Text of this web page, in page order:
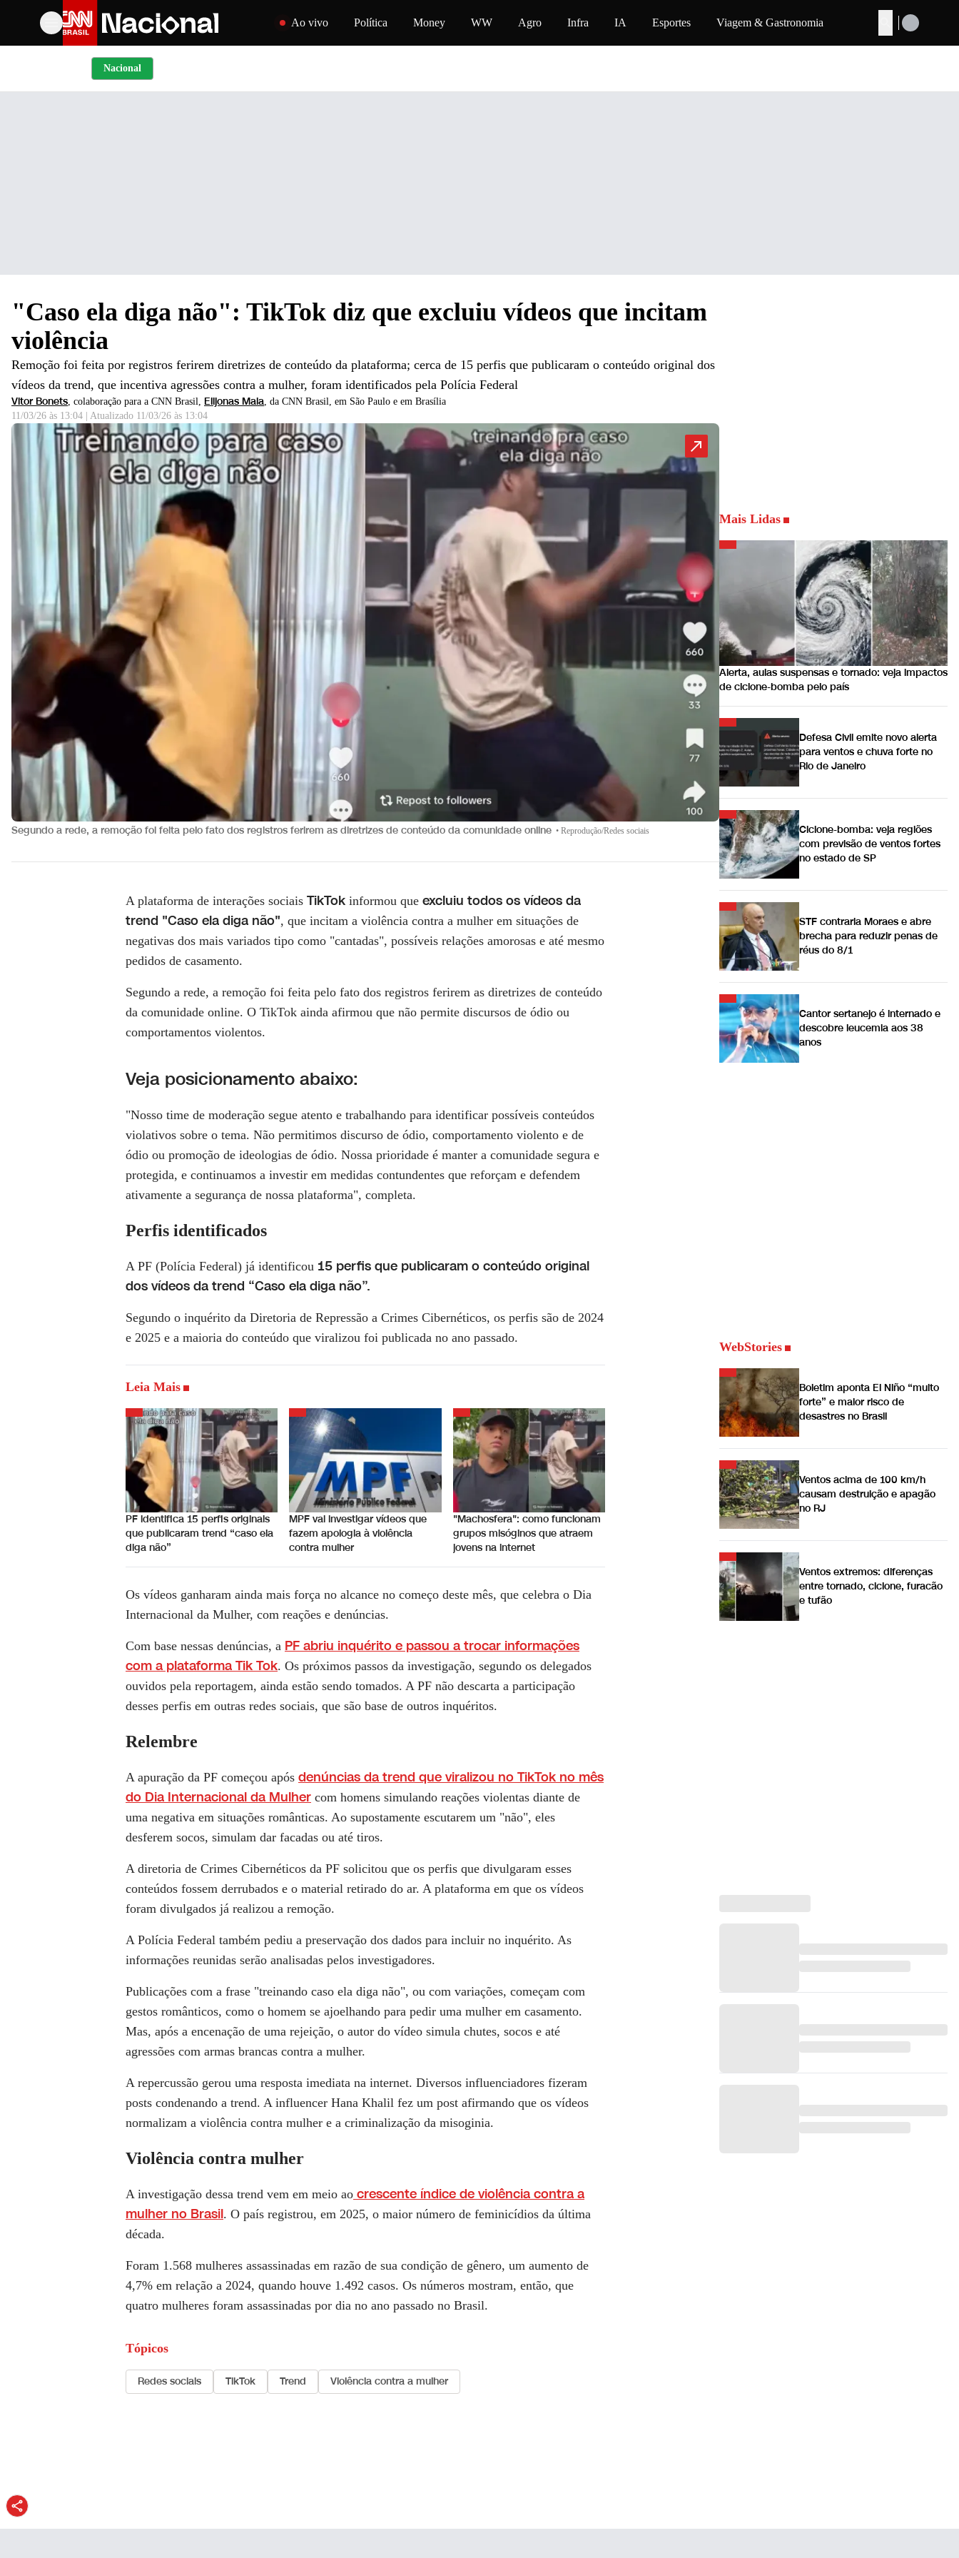
Buscar
Pular para o conteúdo
Ao vivo Política Money WW Agro Infra IA Esportes Viagem & Gastronomia
Nacional
"Caso ela diga não": TikTok diz que excluiu vídeos que incitam
violência
Remoção foi feita por registros ferirem diretrizes de conteúdo da plataforma; cerca de 15 perfis que publicaram o conteúdo original dos
vídeos da trend, que incentiva agressões contra a mulher, foram identificados pela Polícia Federal
Vitor Bonets, colaboração para a CNN Brasil, Elijonas Maia, da CNN Brasil, em São Paulo e em Brasília
11/03/26 às 13:04
Atualizado 11/03/26 às 13:04
Segundo a rede, a remoção foi feita pelo fato dos registros ferirem as diretrizes de conteúdo da comunidade online • Reprodução/Redes sociais
A plataforma de interações sociais TikTok informou que excluiu todos os vídeos da
trend "Caso ela diga não", que incitam a violência contra a mulher em situações de
negativas dos mais variados tipo como "cantadas", possíveis relações amorosas e até mesmo
pedidos de casamento.
Segundo a rede, a remoção foi feita pelo fato dos registros ferirem as diretrizes de conteúdo
da comunidade online. O TikTok ainda afirmou que não permite discursos de ódio ou
comportamentos violentos.
Veja posicionamento abaixo:
"Nosso time de moderação segue atento e trabalhando para identificar possíveis conteúdos
violativos sobre o tema. Não permitimos discurso de ódio, comportamento violento e de
ódio ou promoção de ideologias de ódio. Nossa prioridade é manter a comunidade segura e
protegida, e continuamos a investir em medidas contundentes que reforçam e defendem
ativamente a segurança de nossa plataforma", completa.
Perfis identificados
A PF (Polícia Federal) já identificou 15 perfis que publicaram o conteúdo original
dos vídeos da trend “Caso ela diga não”.
Segundo o inquérito da Diretoria de Repressão a Crimes Cibernéticos, os perfis são de 2024
e 2025 e a maioria do conteúdo que viralizou foi publicada no ano passado.
Leia Mais
PF identifica 15 perfis originais
que publicaram trend “caso ela
diga não”
MPF vai investigar vídeos que
fazem apologia à violência
contra mulher
"Machosfera": como funcionam
grupos misóginos que atraem
jovens na internet
Os vídeos ganharam ainda mais força no alcance no começo deste mês, que celebra o Dia
Internacional da Mulher, com reações e denúncias.
Com base nessas denúncias, a PF abriu inquérito e passou a trocar informações
com a plataforma Tik Tok. Os próximos passos da investigação, segundo os delegados
ouvidos pela reportagem, ainda estão sendo tomados. A PF não descarta a participação
desses perfis em outras redes sociais, que são base de outros inquéritos.
Relembre
A apuração da PF começou após denúncias da trend que viralizou no TikTok no mês
do Dia Internacional da Mulher com homens simulando reações violentas diante de
uma negativa em situações românticas. Ao supostamente escutarem um "não", eles
desferem socos, simulam dar facadas ou até tiros.
A diretoria de Crimes Cibernéticos da PF solicitou que os perfis que divulgaram esses
conteúdos fossem derrubados e o material retirado do ar. A plataforma em que os vídeos
foram divulgados já realizou a remoção.
A Polícia Federal também pediu a preservação dos dados para incluir no inquérito. As
informações reunidas serão analisadas pelos investigadores.
Publicações com a frase "treinando caso ela diga não", ou com variações, começam com
gestos românticos, como o homem se ajoelhando para pedir uma mulher em casamento.
Mas, após a encenação de uma rejeição, o autor do vídeo simula chutes, socos e até
agressões com armas brancas contra a mulher.
A repercussão gerou uma resposta imediata na internet. Diversos influenciadores fizeram
posts condenando a trend. A influencer Hana Khalil fez um post afirmando que os vídeos
normalizam a violência contra mulher e a criminalização da misoginia.
Violência contra mulher
A investigação dessa trend vem em meio ao crescente índice de violência contra a
mulher no Brasil. O país registrou, em 2025, o maior número de feminicídios da última
década.
Foram 1.568 mulheres assassinadas em razão de sua condição de gênero, um aumento de
4,7% em relação a 2024, quando houve 1.492 casos. Os números mostram, então, que
quatro mulheres foram assassinadas por dia no ano passado no Brasil.
Tópicos
Redes sociais TikTok Trend Violência contra a mulher
Mais Lidas
Alerta, aulas suspensas e tornado: veja impactos
de ciclone-bomba pelo país
Defesa Civil emite novo alerta
para ventos e chuva forte no
Rio de Janeiro
Ciclone-bomba: veja regiões
com previsão de ventos fortes
no estado de SP
STF contraria Moraes e abre
brecha para reduzir penas de
réus do 8/1
Cantor sertanejo é internado e
descobre leucemia aos 38
anos
WebStories
Boletim aponta El Niño “muito
forte” e maior risco de
desastres no Brasil
Ventos acima de 100 km/h
causam destruição e apagão
no RJ
Ventos extremos: diferenças
entre tornado, ciclone, furacão
e tufão